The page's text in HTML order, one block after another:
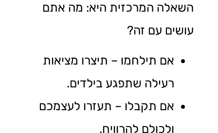
השאלה המרכזית היא: מה אתם
עושים עם זה?
אם תילחמו – תיצרו מציאות
רעילה שתפגע בילדים.
אם תקבלו – תעזרו לעצמכם
ולכולם להרוויח.